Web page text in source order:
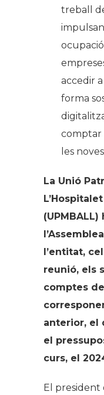
treball
accedir
forma
comptar
les
La Unió
l’entitat,
reunió, els
comptes
anterior, el
el
curs, el
El president